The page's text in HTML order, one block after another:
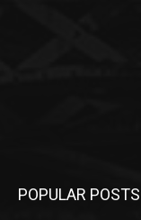
POPULAR POSTS